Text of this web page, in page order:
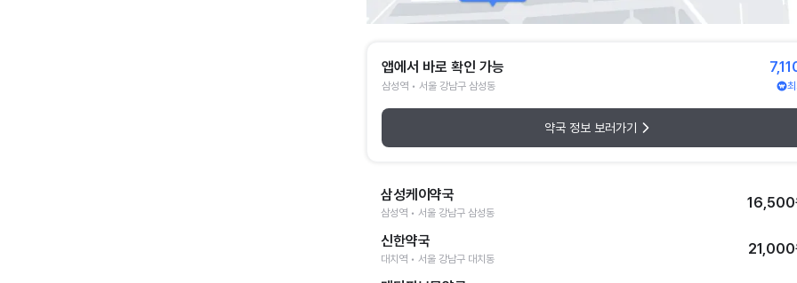
앱에서 바로 확인 가능
삼성역 • 서울 강남구 삼성동
약국 정보 보러가기
삼성케이약국
삼성역 • 서울 강남구 삼성동
16,500
신한약국
대치역 • 서울 강남구 대치동
21,000